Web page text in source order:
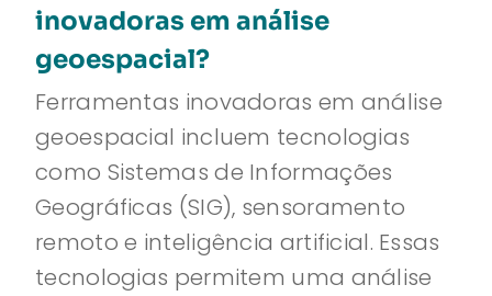
inovadoras em análise
geoespacial?
Ferramentas inovadoras em análise
geoespacial incluem tecnologias
como Sistemas de Informações
Geográficas (SIG), sensoramento
remoto e inteligência artificial. Essas
tecnologias permitem uma análise